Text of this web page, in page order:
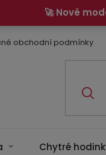
🚀 Nové
obchodní podmínky
Chytré